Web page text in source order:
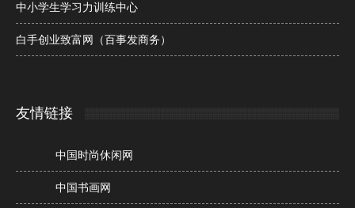
中小学生学习力训练中心
白手创业致富网（百事发商务）
友情链接
中国时尚休闲网
中国书画网